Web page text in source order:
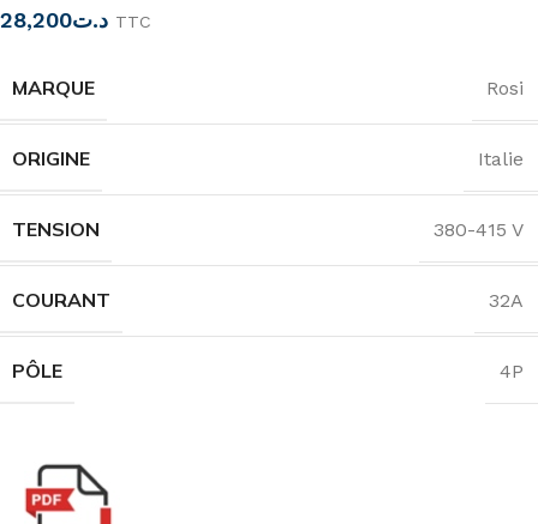
د.ت28,200 TTC
MARQUE Rosi
ORIGINE Italie
TENSION 380-415 V
COURANT 32A
PÔLE 4P